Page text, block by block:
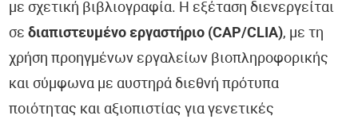
με σχετική βιβλιογραφία. Η εξέταση διενεργείται
σεδιαπιστευμένο εργαστήριο (CAP/CLIA), με τη
χρήση προηγμένων εργαλείων βιοπληροφορικής
και σύμφωνα με αυστηρά διεθνή πρότυπα
ποιότητας και αξιοπιστίας για γενετικές